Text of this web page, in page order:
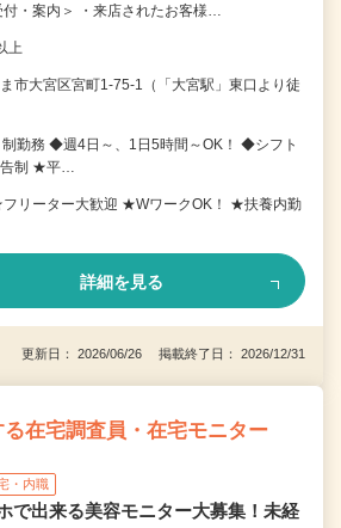
付・案内＞ ・来店されたお客様…
上
市大宮区宮町1-75-1（「大宮駅」東口より徒
勤務 ◆週4日～、1日5時間～OK！ ◆シフト
制 ★平…
リーター大歓迎 ★WワークOK！ ★扶養内勤
詳細を見る
更新日： 2026/06/26 掲載終了日： 2026/12/31
在宅調査員・在宅モニター
・内職
で出来る美容モニター大募集！未経